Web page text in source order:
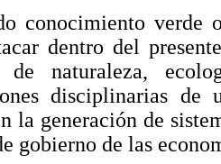
conocimiento verde
dentro del
de naturaleza,
disciplinarias de
la generación de
gobierno de las